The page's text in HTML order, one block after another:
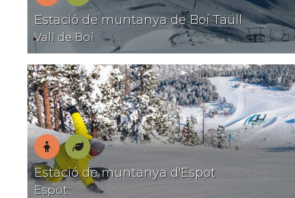
En
família
Natura
Estació de muntanya de Boí Taüll
Vall de Boí
En
família
Natura
Estació de muntanya d'Espot
Espot